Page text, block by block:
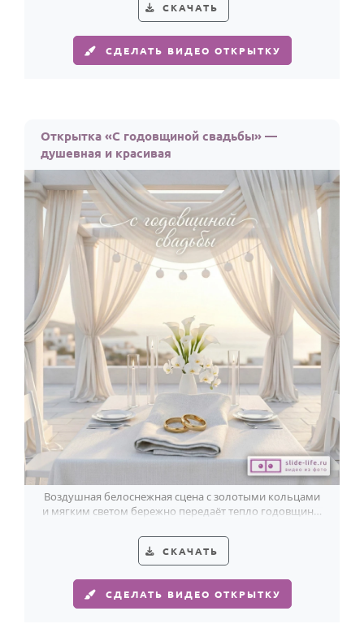
СКАЧАТЬ
СДЕЛАТЬ ВИДЕО ОТКРЫТКУ
Открытка «С годовщиной свадьбы» —
душевная и красивая
Воздушная белоснежная сцена с золотыми кольцами
и мягким светом бережно передаёт тепло годовщины
СКАЧАТЬ
СДЕЛАТЬ ВИДЕО ОТКРЫТКУ